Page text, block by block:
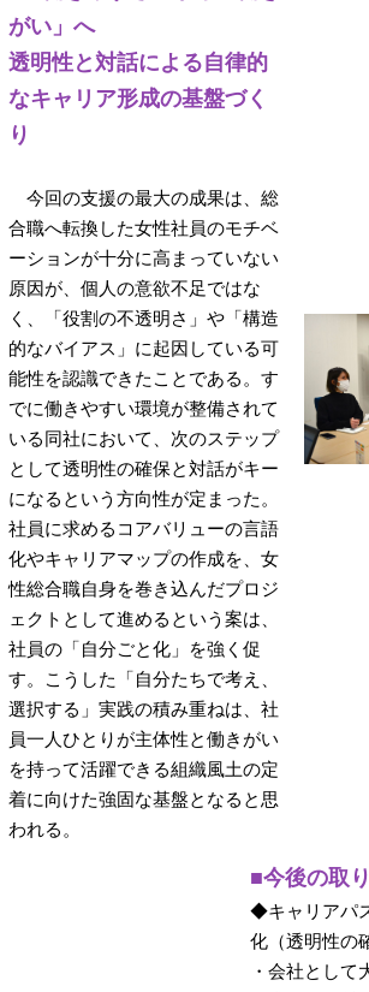
がい」へ
透明性と対話による自律的
なキャリア形成の基盤づく
り
今回の支援の最大の成果は、総
合職へ転換した女性社員のモチベ
ーションが十分に高まっていない
原因が、個人の意欲不足ではな
く、「役割の不透明さ」や「構造
的なバイアス」に起因している可
能性を認識できたことである。す
でに働きやすい環境が整備されて
いる同社において、次のステップ
として透明性の確保と対話がキー
になるという方向性が定まった。
社員に求めるコアバリューの言語
化やキャリアマップの作成を、女
性総合職自身を巻き込んだプロジ
ェクトとして進めるという案は、
社員の「自分ごと化」を強く促
す。こうした「自分たちで考え、
選択する」実践の積み重ねは、社
員一人ひとりが主体性と働きがい
を持って活躍できる組織風土の定
着に向けた強固な基盤となると思
われる。
■今後の取
◆キャリアパ
化（透明性の
・会社として